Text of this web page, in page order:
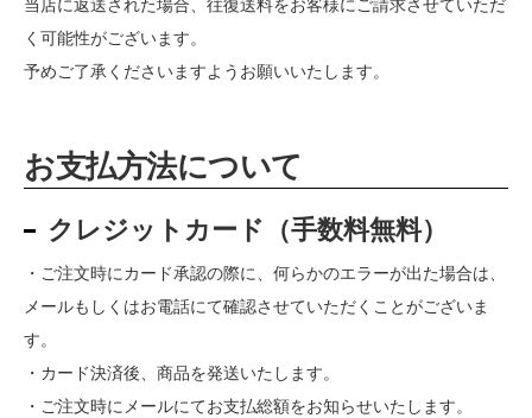
当店に返送された場合、往復送料をお客様にご請求させていただ
く可能性がございます。
予めご了承くださいますようお願いいたします。
お支払方法について
クレジットカード（手数料無料）
・ご注文時にカード承認の際に、何らかのエラーが出た場合は、
メールもしくはお電話にて確認させていただくことがございま
す。
・カード決済後、商品を発送いたします。
・ご注文時にメールにてお支払総額をお知らせいたします。